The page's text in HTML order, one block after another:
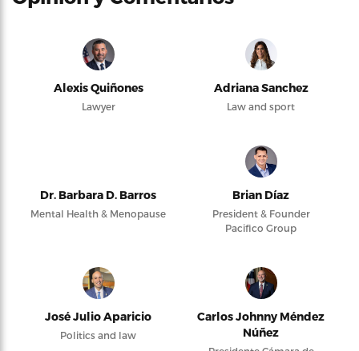
Alexis Quiñones
Lawyer
Adriana Sanchez
Law and sport
Dr. Barbara D. Barros
Mental Health & Menopause
Brian Díaz
President & Founder
Pacifico Group
José Julio Aparicio
Politics and law
Carlos Johnny Méndez
Núñez